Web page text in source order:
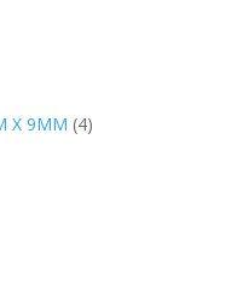
X 9MM (4)